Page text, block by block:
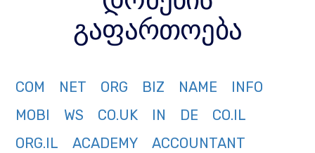
გაფართოება
COM NET ORG BIZ NAME
INFO
MOBI
WS CO.UK IN DE
CO.IL
ORG.IL
ACADEMY
ACCOUNTANT